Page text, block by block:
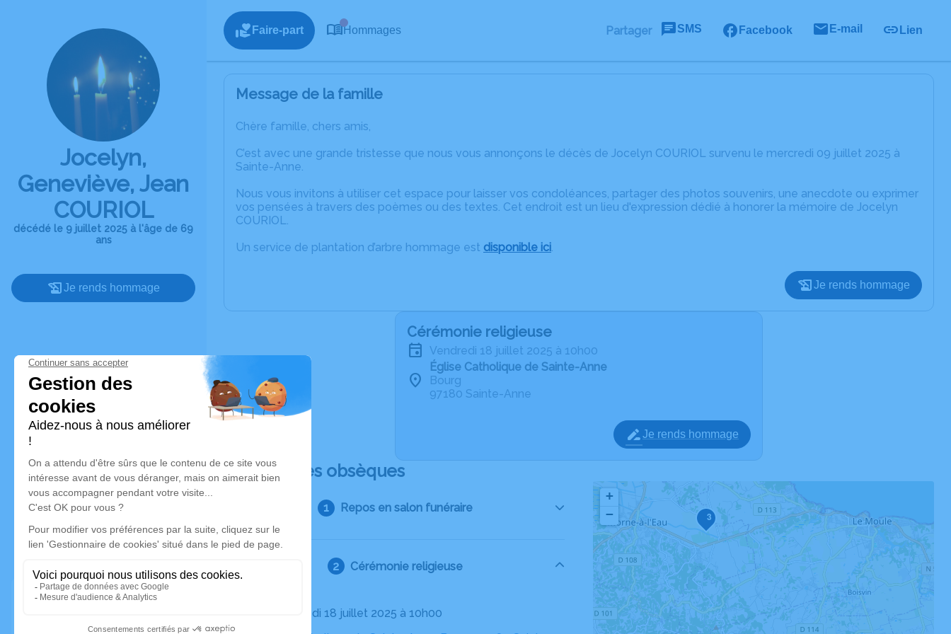
Jocelyn,
Geneviève, Jean
COURIOL
décédé le 9 juillet 2025 à l'âge de 69
ans
Je rends hommage
Faire-part Hommages Partager SMS Facebook E-mail Lien
Message de la famille
Chère famille, chers amis,
C’est avec une grande tristesse que nous vous annonçons le décès de Jocelyn COURIOL survenu le mercredi 09 juillet 2025 à
Sainte-Anne.
Nous vous invitons à utiliser cet espace pour laisser vos condoléances, partager des photos souvenirs, une anecdote ou exprimer
vos pensées à travers des poèmes ou des textes. Cet endroit est un lieu d'expression dédié à honorer la mémoire de Jocelyn
COURIOL.
Un service de plantation d’arbre hommage est disponible ici.
Je rends hommage
Cérémonie religieuse
vendredi 18 juillet 2025 à 10h00
Église Catholique de Sainte-Anne
Bourg
97180 Sainte-Anne
Je rends hommage
Déroulé des obsèques
Repos en salon funéraire
Cérémonie religieuse
Le vendredi 18 juillet 2025 à 10h00
3
+
−